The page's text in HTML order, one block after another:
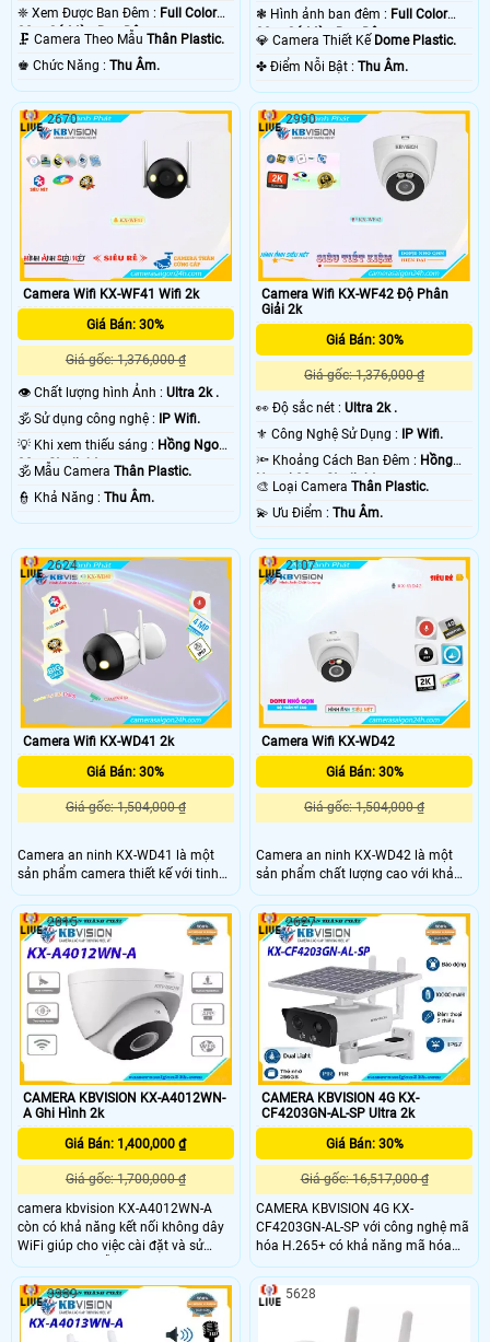
❈ Xem Được Ban Đêm : Full Color
30m Có Màu Ban Ðêm.
🗜️ Camera Theo Mẫu Thân Plastic.
️♚ Chức Năng : Thu Âm.
❃ Hình ảnh ban đêm : Full Color
30m Có Màu Ban Ðêm.
💎 Camera Thiết Kế Dome Plastic.
️✤ Điểm Nỗi Bật :Thu Âm.
Camera Wifi KX-WF41 Wifi 2k
Giá Bán: 30%
Giá gốc: 1,376,000 ₫
👁 Chất lượng hình Ảnh : Ultra 2k .
🕉️ Sử dụng công nghệ :
IP Wifi.
💡 Khi xem thiếu sáng : Hồng Ngoại
30m Starlight.
🕉️ Mẫu Camera Thân Plastic.
️👮 Khả Năng : Thu Âm.
2670
Camera Wifi KX-WF42 Độ Phân
Giải 2k
Giá Bán: 30%
Giá gốc: 1,376,000 ₫
️👀 Độ sắc nét :Ultra 2k .
⚜️ Công Nghệ Sử Dụng :
IP Wifi.
🔦 Khoảng Cách Ban Đêm : Hồng
Ngoại 30m Starlight.
🎨 Loại CameraThân Plastic.
️💫 Ưu Điểm :Thu Âm.
2990
Camera Wifi KX-WD41 2k
Giá Bán: 30%
Giá gốc: 1,504,000 ₫
Camera an ninh KX-WD41 là một
sản phẩm camera thiết kế với tinh
thần mỹ thuật, thân bằng plastic
chắc chắn, siêu sáng và đẹp. Độ
phân giải Ultra 2k mang lại chất
lượng hình ảnh cao, tiết kiệm. Với
công nghệ IP Wifi, camera xử lý hình
ảnh sắt nét và sáng đẹp
2624
Camera Wifi KX-WD42
Giá Bán: 30%
Giá gốc: 1,504,000 ₫
Camera an ninh KX-WD42 là một
sản phẩm chất lượng cao với khả
năng xem ban đêm thông qua công
nghệ hồng ngoại 30m. Hình ảnh
chất lượng sắc nét và độ phân giải
Ultra 2k giúp quan sát các công
trình một cách chính xác. Sản phẩm
còn được trang bị công nghệ IP Wifi,
giúp thi công gọn gàng và dễ dàng
lắp đặt trong nhà thông qua loại
Dome Plastic
2107
CAMERA KBVISION KX-A4012WN-
A Ghi Hình 2k
Giá Bán: 1,400,000 ₫
Giá gốc: 1,700,000 ₫
camera kbvision KX-A4012WN-A
còn có khả năng kết nối không dây
WiFi giúp cho việc cài đặt và sử
dụng trở nên dễ dàng hơn bên cạnh
đó camera cũng hỗ trợ nhiều tính
năng thông minh. KBVISION KX-
A4012WN-A là một lựa chọn tuyệt
vời cho các hệ thống giám sát an
2815
CAMERA KBVISION 4G KX-
CF4203GN-AL-SP Ultra 2k
Giá Bán: 30%
Giá gốc: 16,517,000 ₫
CAMERA KBVISION 4G KX-
CF4203GN-AL-SP với công nghệ mã
hóa H.265+ có khả năng mã hóa
video hiệu quả, giúp tiết kiệm băng
thông và không gian lưu trữ.
CAMERA KBVISION 4G KX-
CF4203GN-AL-SP này sử dụng công
nghệ starlight mới nhất và hiển thị
2627
3339 5628